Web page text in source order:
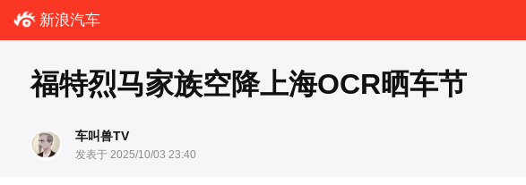
新浪汽车
福特烈马家族空降上海OCR晒车节
车叫兽TV
发表于 2025/10/03 23:40